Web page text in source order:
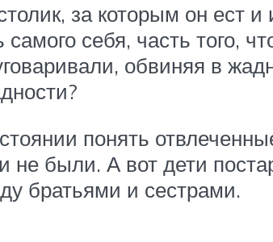
за которым он ест и
самого себя, часть
обвиняя в
понять
были. А вот дети
братьями и сестрами.